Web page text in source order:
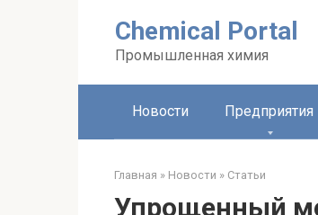
Chemical Portal
Промышленная химия
Новости Предприятия
Главная » Новости » Статьи
Упрощенный